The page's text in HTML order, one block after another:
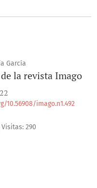
García
la revista Imago
10.56908/imago.n1.492
Visitas: 290